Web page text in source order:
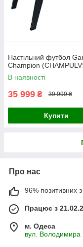
Настільний футбол
Champion
В наявності
35 999 ₴ 39 999 ₴
Купити
Про нас
96% позитивних з
Працює з
м. Одеса
вул. Володимира